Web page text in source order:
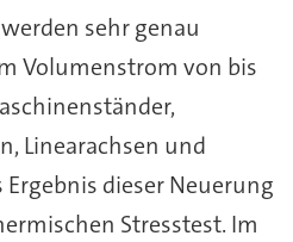
sehr genau
Volumenstrom von bis
Linearachsen und
Ergebnis dieser Neuerung
Stresstest. Im